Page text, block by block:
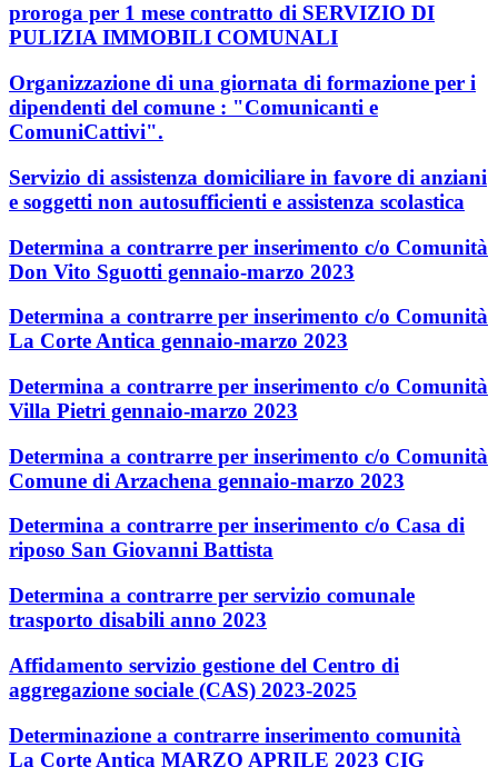
proroga per 1 mese contratto di SERVIZIO DI
PULIZIA IMMOBILI COMUNALI
Organizzazione di una giornata di formazione per i
dipendenti del comune : "Comunicanti e
ComuniCattivi".
Servizio di assistenza domiciliare in favore di anziani
e soggetti non autosufficienti e assistenza scolastica
Determina a contrarre per inserimento c/o Comunità
Don Vito Sguotti gennaio-marzo 2023
Determina a contrarre per inserimento c/o Comunità
La Corte Antica gennaio-marzo 2023
Determina a contrarre per inserimento c/o Comunità
Villa Pietri gennaio-marzo 2023
Determina a contrarre per inserimento c/o Comunità
Comune di Arzachena gennaio-marzo 2023
Determina a contrarre per inserimento c/o Casa di
riposo San Giovanni Battista
Determina a contrarre per servizio comunale
trasporto disabili anno 2023
Affidamento servizio gestione del Centro di
aggregazione sociale (CAS) 2023-2025
Determinazione a contrarre inserimento comunità
La Corte Antica MARZO APRILE 2023 CIG